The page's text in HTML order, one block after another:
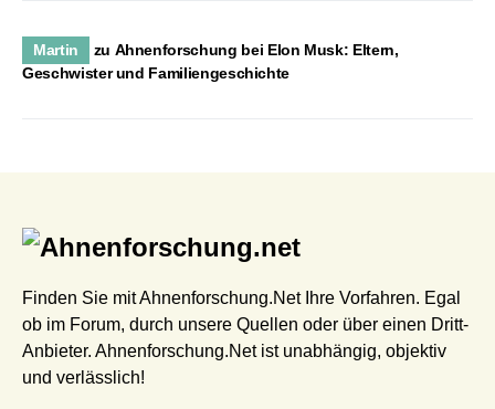
Martin zu Ahnenforschung bei Elon Musk: Eltern,
Geschwister und Familiengeschichte
Finden Sie mit Ahnenforschung.Net Ihre Vorfahren. Egal
ob im Forum, durch unsere Quellen oder über einen Dritt-
Anbieter. Ahnenforschung.Net ist unabhängig, objektiv
und verlässlich!